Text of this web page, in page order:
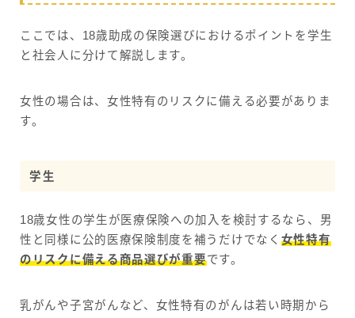
ここでは、18歳助成の保険選びにおけるポイントを学生
と社会人に分けて解説します。
女性の場合は、女性特有のリスクに備える必要がありま
す。
学生
18歳女性の学生が医療保険への加入を検討するなら、男
性と同様に公的医療保険制度を補うだけでなく 女性特有
のリスクに備える商品選びが重要です。
乳がんや子宮がんなど、女性特有のがんは若い時期から